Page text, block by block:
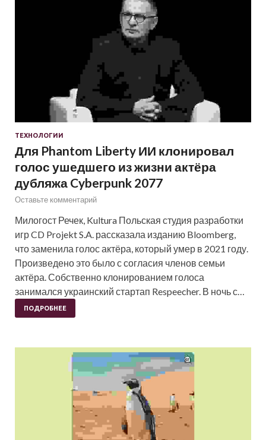
ТЕХНОЛОГИИ
Для Phantom Liberty ИИ клонировал
голос ушедшего из жизни актёра
дубляжа Cyberpunk 2077
Оставьте комментарий
Милогост Речек, Kultura Польская студия разработки
игр CD Projekt S.A. рассказала изданию Bloomberg,
что заменила голос актёра, который умер в 2021 году.
Произведено это было с согласия членов семьи
актёра. Собственно клонированием голоса
занимался украинский стартап Respeecher. В ночь с…
ПОДРОБНЕЕ